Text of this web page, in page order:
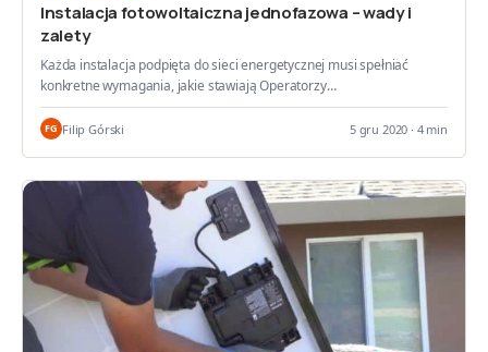
Instalacja fotowoltaiczna jednofazowa – wady i
zalety
Każda instalacja podpięta do sieci energetycznej musi spełniać
konkretne wymagania, jakie stawiają Operatorzy…
FG Filip Górski 5 gru 2020 · 4 min